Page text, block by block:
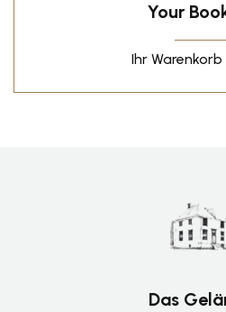
Your
Ihr Warenkorb
Das